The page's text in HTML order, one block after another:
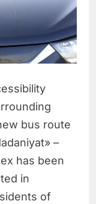
bus route
–
has been
in
of